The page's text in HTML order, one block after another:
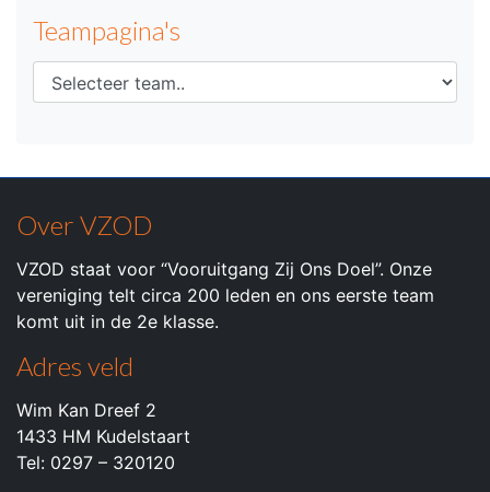
Teampagina's
Over VZOD
VZOD staat voor “Vooruitgang Zij Ons Doel”. Onze
vereniging telt circa 200 leden en ons eerste team
komt uit in de 2e klasse.
Adres veld
Wim Kan Dreef 2
1433 HM Kudelstaart
Tel: 0297 – 320120